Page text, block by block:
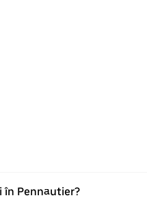
în Pennautier?